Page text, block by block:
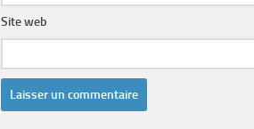
Site web